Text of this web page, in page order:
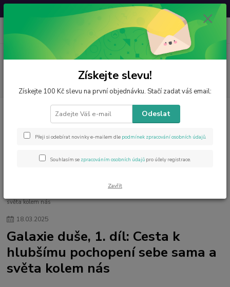
Svatovavřinecká sleva: 20 % s kódemVAVRINEC20
Menu
CZK 0
za
Kategorie blogu
Štítky blogu
světa kolem nás
18.03.2025
Galaxie duše, 1. díl: Cesta k
hlubšímu pochopení sebe sama a
světa kolem nás
Získejte slevu!
Získejte 100 Kč slevu na první objednávku. Stačí zadat váš email:
Odeslat
Přeji si odebírat novinky e-mailem dle podmínek zpracování osobních údajů.
Souhlasím se zpracováním osobních údajů pro účely registrace.
Zavřít